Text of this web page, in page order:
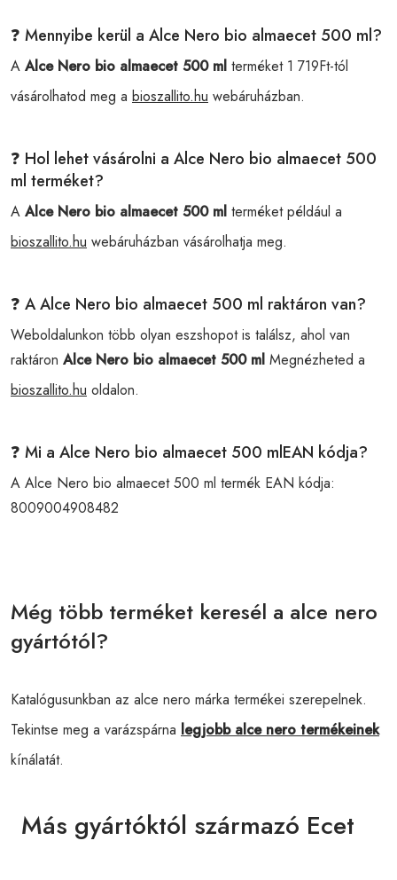
❓ Mennyibe kerül a Alce Nero bio almaecet 500 ml?
A Alce Nero bio almaecet 500 ml terméket 1 719Ft-tól
vásárolhatod meg a bioszallito.hu webáruházban.
❓ Hol lehet vásárolni a Alce Nero bio almaecet 500
ml terméket?
A Alce Nero bio almaecet 500 ml terméket például a
bioszallito.hu webáruházban vásárolhatja meg.
❓ A Alce Nero bio almaecet 500 ml raktáron van?
Weboldalunkon több olyan eszshopot is találsz, ahol van
raktáron Alce Nero bio almaecet 500 ml Megnézheted a
bioszallito.hu oldalon.
❓ Mi a Alce Nero bio almaecet 500 mlEAN kódja?
A Alce Nero bio almaecet 500 ml termék EAN kódja:
8009004908482
Még több terméket keresél a alce nero
gyártótól?
Katalógusunkban az alce nero márka termékei szerepelnek.
Tekintse meg a varázspárna legjobb alce nero termékeinek
kínálatát.
Más gyártóktól származó Ecet